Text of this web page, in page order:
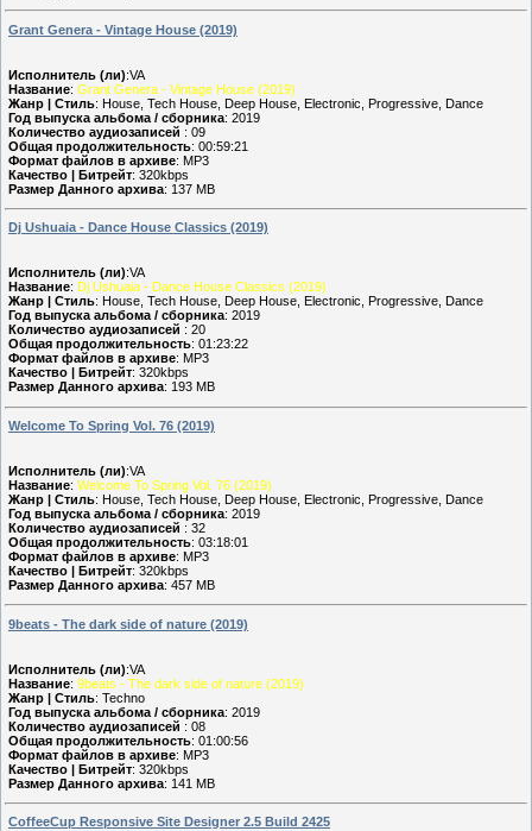
Grant Genera - Vintage House (2019)
Исполнитель (ли):VA
Название: Grant Genera - Vintage House (2019)
Жанр | Стиль: House, Tech House, Deep House, Electronic, Progressive, Dance
Год выпуска альбома / сборника: 2019
Количество аудиозаписей : 09
Общая продолжительность: 00:59:21
Формат файлов в архиве: MP3
Качество | Битрейт: 320kbps
Размер Данного архива: 137 MB
Dj Ushuaia - Dance House Classics (2019)
Исполнитель (ли):VA
Название: Dj Ushuaia - Dance House Classics (2019)
Жанр | Стиль: House, Tech House, Deep House, Electronic, Progressive, Dance
Год выпуска альбома / сборника: 2019
Количество аудиозаписей : 20
Общая продолжительность: 01:23:22
Формат файлов в архиве: MP3
Качество | Битрейт: 320kbps
Размер Данного архива: 193 MB
Welcome To Spring Vol. 76 (2019)
Исполнитель (ли):VA
Название: Welcome To Spring Vol. 76 (2019)
Жанр | Стиль: House, Tech House, Deep House, Electronic, Progressive, Dance
Год выпуска альбома / сборника: 2019
Количество аудиозаписей : 32
Общая продолжительность: 03:18:01
Формат файлов в архиве: MP3
Качество | Битрейт: 320kbps
Размер Данного архива: 457 MB
9beats - The dark side of nature (2019)
Исполнитель (ли):VA
Название: 9beats - The dark side of nature (2019)
Жанр | Стиль: Techno
Год выпуска альбома / сборника: 2019
Количество аудиозаписей : 08
Общая продолжительность: 01:00:56
Формат файлов в архиве: MP3
Качество | Битрейт: 320kbps
Размер Данного архива: 141 MB
CoffeeCup Responsive Site Designer 2.5 Build 2425